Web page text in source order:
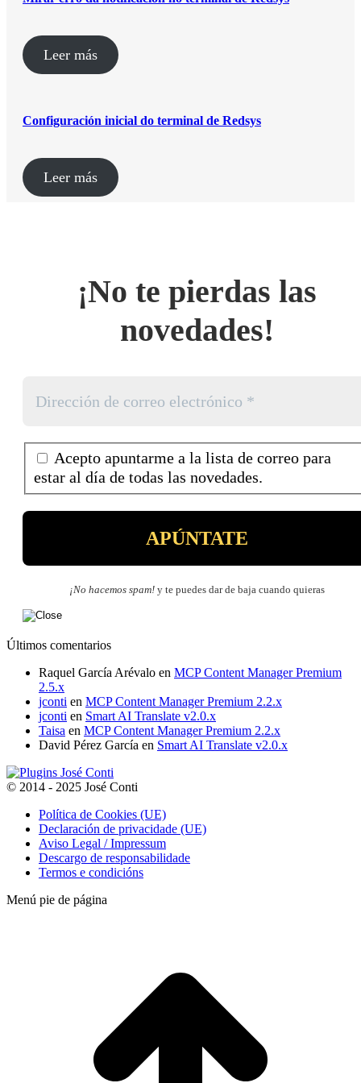
Leer más
Configuración inicial do terminal de Redsys
Leer más
¡No te pierdas las
novedades!
Acepto apuntarme a la lista de correo para
estar al día de todas las novedades.
¡No hacemos spam!y te puedes dar de baja cuando quieras
Últimos comentarios
Raquel García Arévalo en MCP Content Manager Premium
2.5.x
jconti en MCP Content Manager Premium 2.2.x
jconti en Smart AI Translate v2.0.x
Taisa en MCP Content Manager Premium 2.2.x
David Pérez García en Smart AI Translate v2.0.x
© 2014 - 2025 José Conti
Política de Cookies (UE)
Declaración de privacidade (UE)
Aviso Legal / Impressum
Descargo de responsabilidade
Termos e condicións
Menú pie de página